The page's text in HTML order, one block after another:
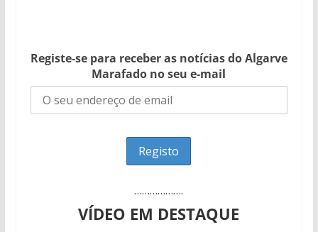
Registe-se para receber as notícias do Algarve
Marafado no seu e-mail
……………….
VÍDEO EM DESTAQUE